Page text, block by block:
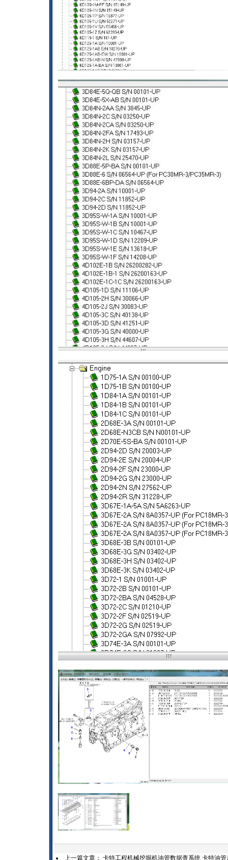
上一篇文章： 卡特工程机械挖掘机油管数据查系统 卡特油